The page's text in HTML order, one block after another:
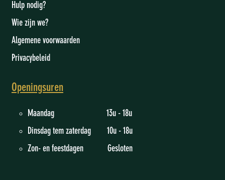
Hulp nodig?
Wie zijn we?
Algemene voorwaarden
Privacybeleid
Openingsuren
Maandag 13u - 18u
Dinsdag tem zaterdag 10u - 18u
Zon- en feestdagen Gesloten